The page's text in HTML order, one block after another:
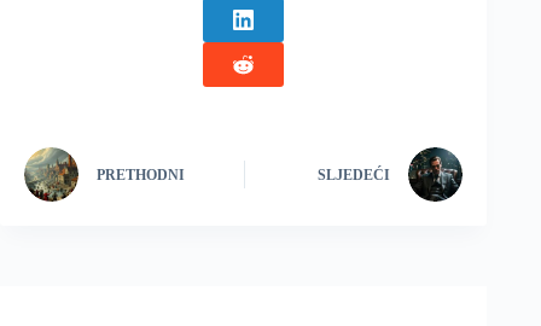
PRETHODNI SLJEDEĆI